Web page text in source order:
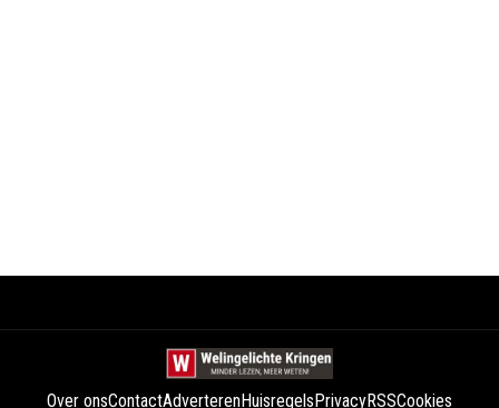
Over onsContactAdverterenHuisregelsPrivacyRSSCookies